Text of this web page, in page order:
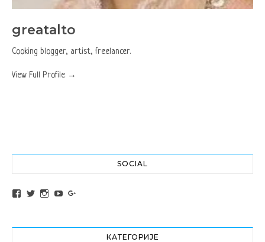
greatalto
Cooking blogger, artist, freelancer.
View Full Profile →
SOCIAL
View altochef’s profile on Facebook
View jovancica73’s profile on Twitter
View jovancica73’s profile on Instagram
View jovancica73’s profile on YouTube
КАТЕГОРИЈЕ